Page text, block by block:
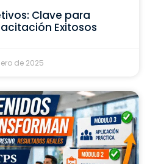
Clave para
Exitosos
de 2025